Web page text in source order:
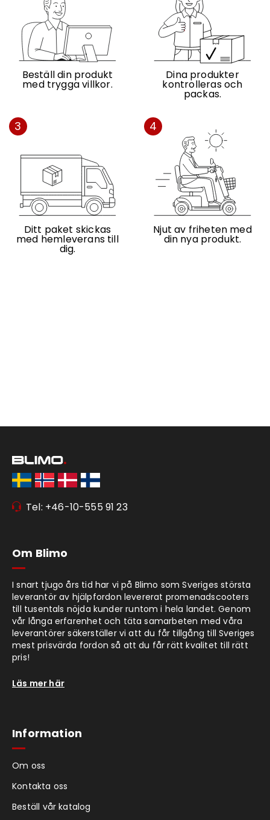
Beställ din produkt
med trygga villkor.
Dina produkter
kontrolleras och
packas.
3
Ditt paket skickas
med hemleverans till
dig.
4
Njut av friheten med
din nya produkt.
Tel: +46-10-555 91 23
Om Blimo
I snart tjugo års tid har vi på Blimo som Sveriges största
leverantör av hjälpfordon levererat promenadscooters
till tusentals nöjda kunder runtom i hela landet. Genom
vår långa erfarenhet och täta samarbeten med våra
leverantörer säkerställer vi att du får tillgång till Sveriges
mest prisvärda fordon så att du får rätt kvalitet till rätt
pris!
Läs mer här
Information
Om oss
Kontakta oss
Beställ vår katalog